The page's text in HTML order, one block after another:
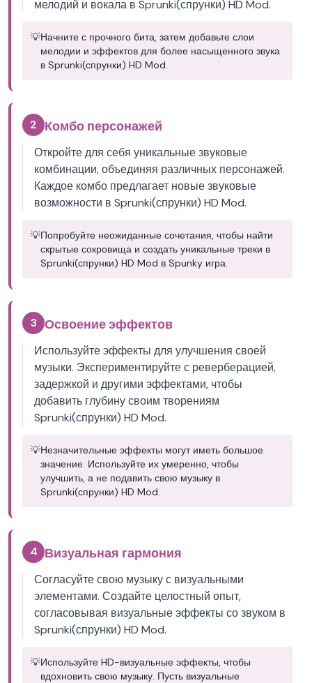
мелодий и вокала в Sprunki(спрунки) HD Mod.
💡Начните с прочного бита, затем добавьте слои
мелодии и эффектов для более насыщенного звука
в Sprunki(спрунки) HD Mod.
2 Комбо персонажей
Откройте для себя уникальные звуковые
комбинации, объединяя различных персонажей.
Каждое комбо предлагает новые звуковые
возможности в Sprunki(спрунки) HD Mod.
💡Попробуйте неожиданные сочетания, чтобы найти
скрытые сокровища и создать уникальные треки в
Sprunki(спрунки) HD Mod в Spunky игра.
3 Освоение эффектов
Используйте эффекты для улучшения своей
музыки. Экспериментируйте с реверберацией,
задержкой и другими эффектами, чтобы
добавить глубину своим творениям
Sprunki(спрунки) HD Mod.
💡Незначительные эффекты могут иметь большое
значение. Используйте их умеренно, чтобы
улучшить, а не подавить свою музыку в
Sprunki(спрунки) HD Mod.
4 Визуальная гармония
Согласуйте свою музыку с визуальными
элементами. Создайте целостный опыт,
согласовывая визуальные эффекты со звуком в
Sprunki(спрунки) HD Mod.
💡Используйте HD-визуальные эффекты, чтобы
вдохновить свою музыку. Пусть визуальные